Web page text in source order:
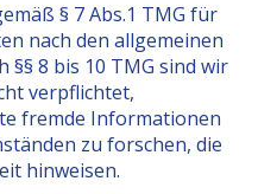
§ 7 Abs.1 TMG für
nach den allgemeinen
§§ 8 bis 10 TMG sind wir
verpflichtet,
fremde Informationen
zu forschen, die
hinweisen.